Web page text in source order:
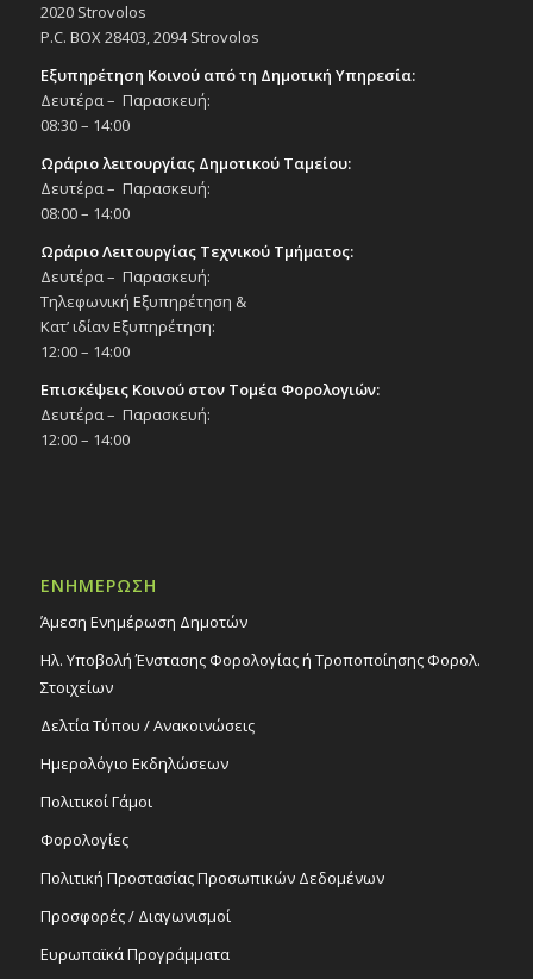
2020 Strovolos
P.C. BOX 28403, 2094 Strovolos
Εξυπηρέτηση Κοινού από τη Δημοτική Υπηρεσία:
Δευτέρα – Παρασκευή:
08:30 – 14:00
Ωράριο λειτουργίας Δημοτικού Ταμείου:
Δευτέρα – Παρασκευή:
08:00 – 14:00
Ωράριο Λειτουργίας Τεχνικού Τμήματος:
Δευτέρα – Παρασκευή:
Τηλεφωνική Εξυπηρέτηση &
Κατ’ ιδίαν Εξυπηρέτηση:
12:00 – 14:00
Επισκέψεις Κοινού στον Τομέα Φορολογιών:
Δευτέρα – Παρασκευή:
12:00 – 14:00
ΕΝΗΜΕΡΩΣΗ
Άμεση Ενημέρωση Δημοτών
Ηλ. Υποβολή Ένστασης Φορολογίας ή Τροποποίησης Φορολ.
Στοιχείων
Δελτία Τύπου / Ανακοινώσεις
Ημερολόγιο Εκδηλώσεων
Πολιτικοί Γάμοι
Φορολογίες
Πολιτική Προστασίας Προσωπικών Δεδομένων
Προσφορές / Διαγωνισμοί
Ευρωπαϊκά Προγράμματα